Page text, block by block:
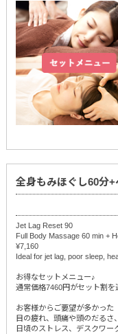
全身もみほぐし60分
Jet Lag Reset 90
Full Body Massage 60 min +
¥7,160
Ideal for jet lag, poor sleep,
お得なセットメニュー♪
通常価格7460円がセット割を
お客様からご要望が多かった
目の疲れ、頭痛や頭のだるさ
日頃のストレス、デスクワー